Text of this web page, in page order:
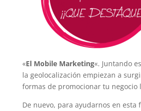
«El Mobile Marketing«. Juntando
la geolocalización empiezan a
formas de promocionar tu negocio
De nuevo, para ayudarnos en esta